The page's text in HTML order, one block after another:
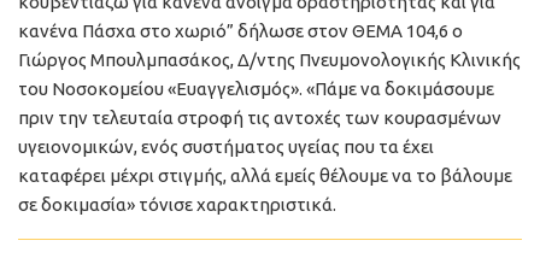
κανένα Πάσχα στο χωριό” δήλωσε στον ΘΕΜΑ 104,6 ο
Γιώργος Μπουλμπασάκος, Δ/ντης Πνευμονολογικής Κλινικής
του Νοσοκομείου «Ευαγγελισμός». «Πάμε να δοκιμάσουμε
πριν την τελευταία στροφή τις αντοχές των κουρασμένων
υγειονομικών, ενός συστήματος υγείας που τα έχει
καταφέρει μέχρι στιγμής, αλλά εμείς θέλουμε να το βάλουμε
σε δοκιμασία» τόνισε χαρακτηριστικά.